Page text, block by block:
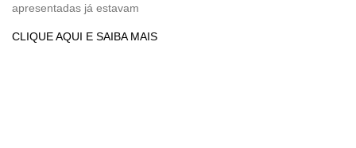
apresentadas já estavam
CLIQUE AQUI E SAIBA MAIS